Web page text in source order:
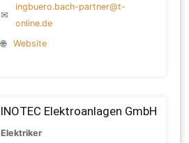
✉
ingbuero.bach-partner@t-
online.de
🌐
Website
INOTEC Elektroanlagen GmbH
Elektriker